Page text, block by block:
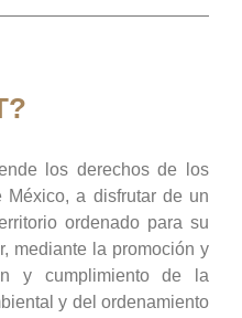
los derechos de los
a disfrutar de un
ordenado para su
mediante la promoción y
y cumplimiento de la
y del ordenamiento